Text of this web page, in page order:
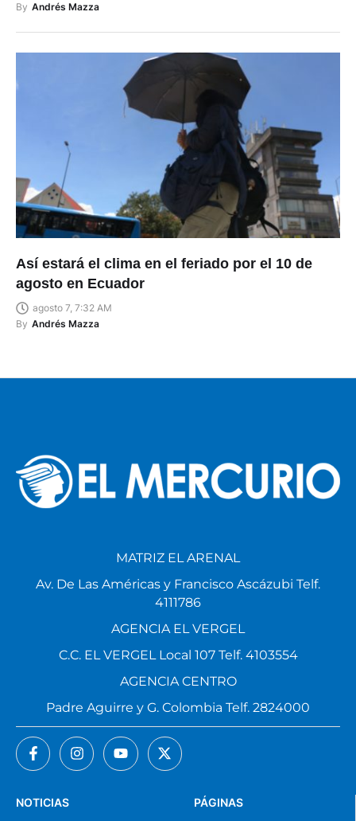
By Andrés Mazza
Así estará el clima en el feriado por el 10 de
agosto en Ecuador
agosto 7, 7:32 AM
By Andrés Mazza
PÁGINAS
NOTICIAS
MATRIZ EL ARENAL
Av. De Las Américas y Francisco Ascázubi Telf.
4111786
AGENCIA EL VERGEL
C.C. EL VERGEL Local 107 Telf. 4103554
AGENCIA CENTRO
Padre Aguirre y G. Colombia Telf. 2824000